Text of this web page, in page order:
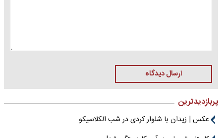
ارسال دیدگاه
پربازدیدترین
عکس | زیدان با شلوار کردی در شب الکلاسیکو